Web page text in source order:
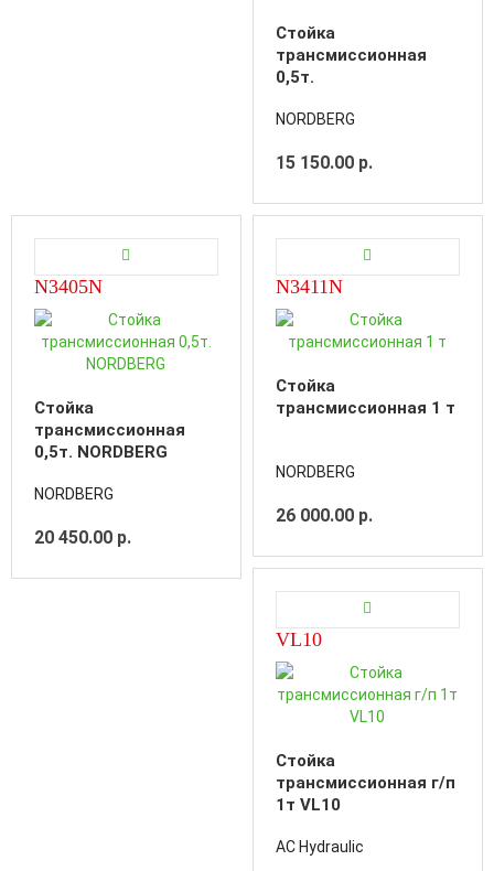
Стойка
трансмиссионная
0,5т.
NORDBERG
15 150.00 р.
N3405N
Стойка
трансмиссионная
0,5т. NORDBERG
NORDBERG
20 450.00 р.
N3411N
Стойка
трансмиссионная 1 т
NORDBERG
26 000.00 р.
VL10
Стойка
трансмиссионная г/п
1т VL10
AC Hydraulic